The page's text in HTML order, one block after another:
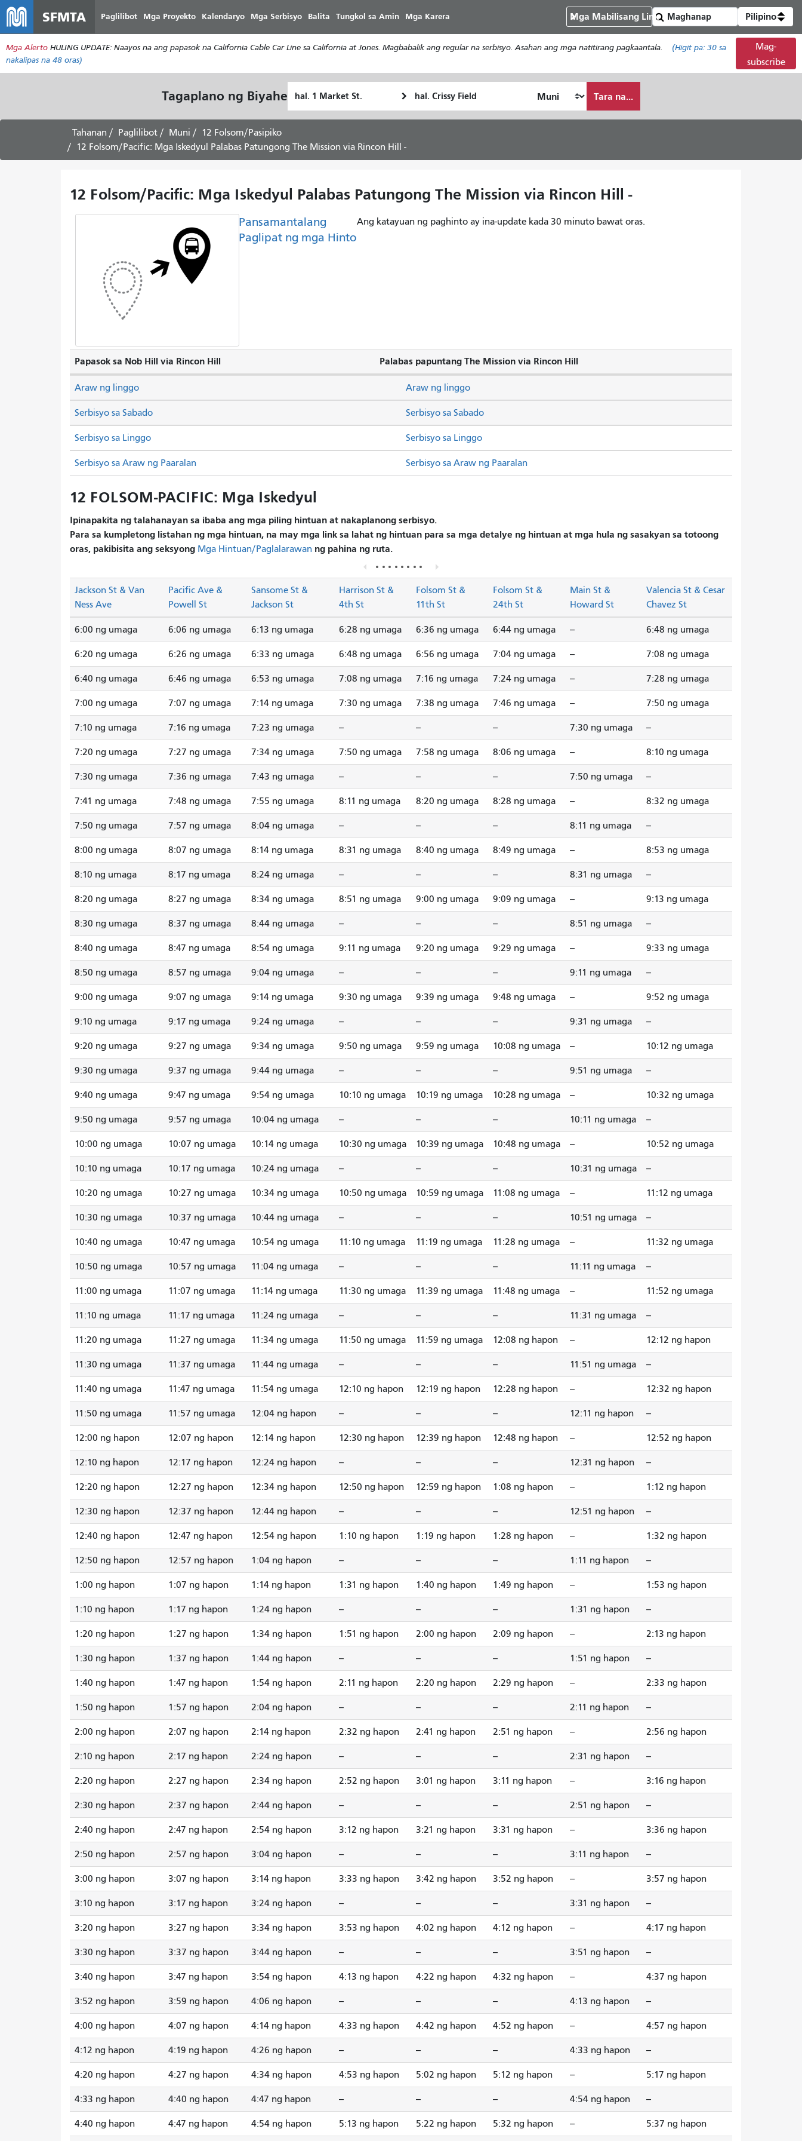
ang
pangunahing
nilalaman
SFMTA Paglilibot Mga Proyekto Kalendaryo Mga Serbisyo Balita Tungkol sa Amin Mga Karera Mga Mabilisang Link Pilipino
Mga Alerto HULING UPDATE: Naayos na ang papasok na California Cable Car Line sa California at Jones. Magbabalik ang regular na serbisyo. Asahan ang mga natitirang pagkaantala. (Higit pa: 30 sa
nakalipas na 48 oras)
Mag-
subscribe
Tagaplano ng Biyahe
Pagtatapos
ko
Tara na...
Tahanan Paglilibot Muni
12 Folsom/Pasipiko
12 Folsom/Pacific: Mga Iskedyul Palabas Patungong The Mission via Rincon Hill -
12 Folsom/Pacific: Mga Iskedyul Palabas Patungong The Mission via Rincon Hill -
Pansamantalang
Paglipat ng mga Hinto
Ang katayuan ng paghinto ay ina-update kada 30 minuto bawat oras.
Papasok sa Nob Hill via Rincon Hill Palabas papuntang The Mission via Rincon Hill
Serbisyo sa Sabado Serbisyo sa Sabado
Serbisyo sa Linggo Serbisyo sa Linggo
Araw ng linggo Araw ng linggo
Serbisyo sa Araw ng Paaralan Serbisyo sa Araw ng Paaralan
12 FOLSOM-PACIFIC: Mga Iskedyul
Ipinapakita ng talahanayan sa ibaba ang mga piling hintuan at nakaplanong serbisyo.
Para sa kumpletong listahan ng mga hintuan, na may mga link sa lahat ng hintuan para sa mga detalye ng hintuan at mga hula ng sasakyan sa totoong
oras, pakibisita ang seksyong Mga Hintuan/Paglalarawan ng pahina ng ruta.
Jackson St & Van
Ness Ave
Pacific Ave &
Powell St
Sansome St &
Jackson St
Harrison St &
4th St
Folsom St &
11th St
Folsom St &
24th St
Main St &
Howard St
Valencia St & Cesar
Chavez St
6:00 ng umaga 6:06 ng umaga 6:13 ng umaga 6:28 ng umaga 6:36 ng umaga 6:44 ng umaga -- 6:48 ng umaga
6:20 ng umaga 6:26 ng umaga 6:33 ng umaga 6:48 ng umaga 6:56 ng umaga 7:04 ng umaga -- 7:08 ng umaga
6:40 ng umaga 6:46 ng umaga 6:53 ng umaga 7:08 ng umaga 7:16 ng umaga 7:24 ng umaga -- 7:28 ng umaga
7:00 ng umaga 7:07 ng umaga 7:14 ng umaga 7:30 ng umaga 7:38 ng umaga 7:46 ng umaga -- 7:50 ng umaga
7:10 ng umaga 7:16 ng umaga 7:23 ng umaga -- -- -- 7:30 ng umaga --
7:20 ng umaga 7:27 ng umaga 7:34 ng umaga 7:50 ng umaga 7:58 ng umaga 8:06 ng umaga -- 8:10 ng umaga
7:30 ng umaga 7:36 ng umaga 7:43 ng umaga -- -- -- 7:50 ng umaga --
7:41 ng umaga 7:48 ng umaga 7:55 ng umaga 8:11 ng umaga 8:20 ng umaga 8:28 ng umaga -- 8:32 ng umaga
7:50 ng umaga 7:57 ng umaga 8:04 ng umaga -- -- -- 8:11 ng umaga --
8:00 ng umaga 8:07 ng umaga 8:14 ng umaga 8:31 ng umaga 8:40 ng umaga 8:49 ng umaga -- 8:53 ng umaga
8:10 ng umaga 8:17 ng umaga 8:24 ng umaga -- -- -- 8:31 ng umaga --
8:20 ng umaga 8:27 ng umaga 8:34 ng umaga 8:51 ng umaga 9:00 ng umaga 9:09 ng umaga -- 9:13 ng umaga
8:30 ng umaga 8:37 ng umaga 8:44 ng umaga -- -- -- 8:51 ng umaga --
8:40 ng umaga 8:47 ng umaga 8:54 ng umaga 9:11 ng umaga 9:20 ng umaga 9:29 ng umaga -- 9:33 ng umaga
8:50 ng umaga 8:57 ng umaga 9:04 ng umaga -- -- -- 9:11 ng umaga --
9:00 ng umaga 9:07 ng umaga 9:14 ng umaga 9:30 ng umaga 9:39 ng umaga 9:48 ng umaga -- 9:52 ng umaga
9:10 ng umaga 9:17 ng umaga 9:24 ng umaga -- -- -- 9:31 ng umaga --
9:20 ng umaga 9:27 ng umaga 9:34 ng umaga 9:50 ng umaga 9:59 ng umaga 10:08 ng umaga -- 10:12 ng umaga
9:30 ng umaga 9:37 ng umaga 9:44 ng umaga -- -- -- 9:51 ng umaga --
9:40 ng umaga 9:47 ng umaga 9:54 ng umaga 10:10 ng umaga 10:19 ng umaga 10:28 ng umaga -- 10:32 ng umaga
9:50 ng umaga 9:57 ng umaga 10:04 ng umaga -- -- -- 10:11 ng umaga --
10:00 ng umaga 10:07 ng umaga 10:14 ng umaga 10:30 ng umaga 10:39 ng umaga 10:48 ng umaga -- 10:52 ng umaga
10:10 ng umaga 10:17 ng umaga 10:24 ng umaga -- -- -- 10:31 ng umaga --
10:20 ng umaga 10:27 ng umaga 10:34 ng umaga 10:50 ng umaga 10:59 ng umaga 11:08 ng umaga -- 11:12 ng umaga
10:30 ng umaga 10:37 ng umaga 10:44 ng umaga -- -- -- 10:51 ng umaga --
10:40 ng umaga 10:47 ng umaga 10:54 ng umaga 11:10 ng umaga 11:19 ng umaga 11:28 ng umaga -- 11:32 ng umaga
10:50 ng umaga 10:57 ng umaga 11:04 ng umaga -- -- -- 11:11 ng umaga --
11:00 ng umaga 11:07 ng umaga 11:14 ng umaga 11:30 ng umaga 11:39 ng umaga 11:48 ng umaga -- 11:52 ng umaga
11:10 ng umaga 11:17 ng umaga 11:24 ng umaga -- -- -- 11:31 ng umaga --
11:20 ng umaga 11:27 ng umaga 11:34 ng umaga 11:50 ng umaga 11:59 ng umaga 12:08 ng hapon -- 12:12 ng hapon
11:30 ng umaga 11:37 ng umaga 11:44 ng umaga -- -- -- 11:51 ng umaga --
11:40 ng umaga 11:47 ng umaga 11:54 ng umaga 12:10 ng hapon 12:19 ng hapon 12:28 ng hapon -- 12:32 ng hapon
11:50 ng umaga 11:57 ng umaga 12:04 ng hapon -- -- -- 12:11 ng hapon --
12:00 ng hapon 12:07 ng hapon 12:14 ng hapon 12:30 ng hapon 12:39 ng hapon 12:48 ng hapon -- 12:52 ng hapon
12:10 ng hapon 12:17 ng hapon 12:24 ng hapon -- -- -- 12:31 ng hapon --
12:20 ng hapon 12:27 ng hapon 12:34 ng hapon 12:50 ng hapon 12:59 ng hapon 1:08 ng hapon -- 1:12 ng hapon
12:30 ng hapon 12:37 ng hapon 12:44 ng hapon -- -- -- 12:51 ng hapon --
12:40 ng hapon 12:47 ng hapon 12:54 ng hapon 1:10 ng hapon 1:19 ng hapon 1:28 ng hapon -- 1:32 ng hapon
12:50 ng hapon 12:57 ng hapon 1:04 ng hapon -- -- -- 1:11 ng hapon --
1:00 ng hapon 1:07 ng hapon 1:14 ng hapon 1:31 ng hapon 1:40 ng hapon 1:49 ng hapon -- 1:53 ng hapon
1:10 ng hapon 1:17 ng hapon 1:24 ng hapon -- -- -- 1:31 ng hapon --
1:20 ng hapon 1:27 ng hapon 1:34 ng hapon 1:51 ng hapon 2:00 ng hapon 2:09 ng hapon -- 2:13 ng hapon
1:30 ng hapon 1:37 ng hapon 1:44 ng hapon -- -- -- 1:51 ng hapon --
1:40 ng hapon 1:47 ng hapon 1:54 ng hapon 2:11 ng hapon 2:20 ng hapon 2:29 ng hapon -- 2:33 ng hapon
1:50 ng hapon 1:57 ng hapon 2:04 ng hapon -- -- -- 2:11 ng hapon --
2:00 ng hapon 2:07 ng hapon 2:14 ng hapon 2:32 ng hapon 2:41 ng hapon 2:51 ng hapon -- 2:56 ng hapon
2:10 ng hapon 2:17 ng hapon 2:24 ng hapon -- -- -- 2:31 ng hapon --
2:20 ng hapon 2:27 ng hapon 2:34 ng hapon 2:52 ng hapon 3:01 ng hapon 3:11 ng hapon -- 3:16 ng hapon
2:30 ng hapon 2:37 ng hapon 2:44 ng hapon -- -- -- 2:51 ng hapon --
2:40 ng hapon 2:47 ng hapon 2:54 ng hapon 3:12 ng hapon 3:21 ng hapon 3:31 ng hapon -- 3:36 ng hapon
2:50 ng hapon 2:57 ng hapon 3:04 ng hapon -- -- -- 3:11 ng hapon --
3:00 ng hapon 3:07 ng hapon 3:14 ng hapon 3:33 ng hapon 3:42 ng hapon 3:52 ng hapon -- 3:57 ng hapon
3:10 ng hapon 3:17 ng hapon 3:24 ng hapon -- -- -- 3:31 ng hapon --
3:20 ng hapon 3:27 ng hapon 3:34 ng hapon 3:53 ng hapon 4:02 ng hapon 4:12 ng hapon -- 4:17 ng hapon
3:30 ng hapon 3:37 ng hapon 3:44 ng hapon -- -- -- 3:51 ng hapon --
3:40 ng hapon 3:47 ng hapon 3:54 ng hapon 4:13 ng hapon 4:22 ng hapon 4:32 ng hapon -- 4:37 ng hapon
3:52 ng hapon 3:59 ng hapon 4:06 ng hapon -- -- -- 4:13 ng hapon --
4:00 ng hapon 4:07 ng hapon 4:14 ng hapon 4:33 ng hapon 4:42 ng hapon 4:52 ng hapon -- 4:57 ng hapon
4:12 ng hapon 4:19 ng hapon 4:26 ng hapon -- -- -- 4:33 ng hapon --
4:20 ng hapon 4:27 ng hapon 4:34 ng hapon 4:53 ng hapon 5:02 ng hapon 5:12 ng hapon -- 5:17 ng hapon
4:33 ng hapon 4:40 ng hapon 4:47 ng hapon -- -- -- 4:54 ng hapon --
4:40 ng hapon 4:47 ng hapon 4:54 ng hapon 5:13 ng hapon 5:22 ng hapon 5:32 ng hapon -- 5:37 ng hapon